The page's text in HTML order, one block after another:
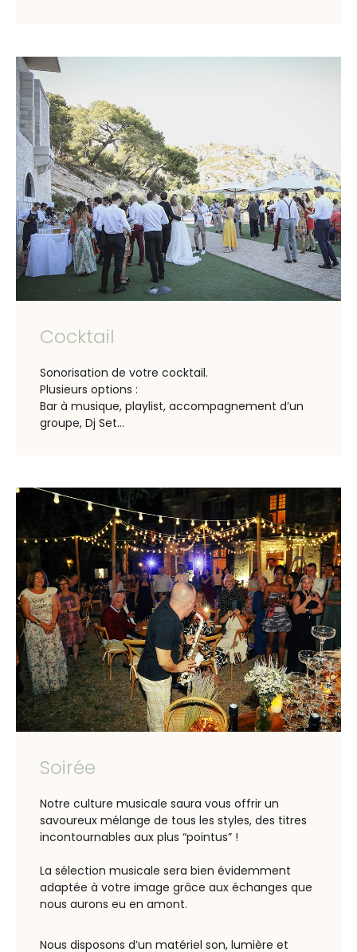
Cocktail
Sonorisation de votre cocktail.
Plusieurs options :
Bar à musique, playlist, accompagnement d’un
groupe, Dj Set…
Soirée
Notre culture musicale saura vous offrir un
savoureux mélange de tous les styles, des titres
incontournables aux plus “pointus” !
La sélection musicale sera bien évidemment
adaptée à votre image grâce aux échanges que
nous aurons eu en amont.
Nous disposons d’un matériel son, lumière et